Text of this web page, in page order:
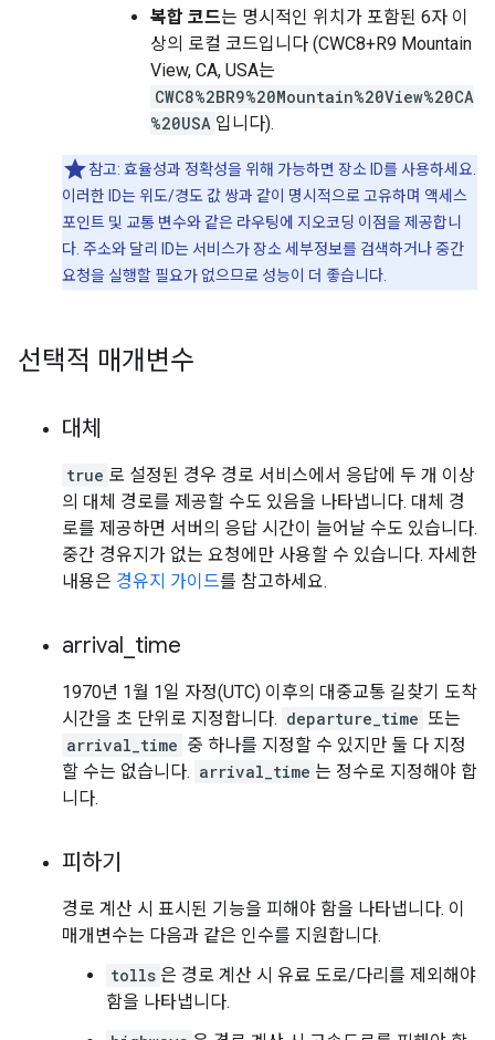
복합 코드는 명시적인 위치가 포함된 6자 이
상의 로컬 코드입니다 (CWC8+R9 Mountain
View, CA, USA는
CWC8%2BR9%20Mountain%20View%20CA
%20USA 입니다).
참고: 효율성과 정확성을 위해 가능하면 장소 ID를 사용하세요.
이러한 ID는 위도/경도 값 쌍과 같이 명시적으로 고유하며 액세스
포인트 및 교통 변수와 같은 라우팅에 지오코딩 이점을 제공합니
다. 주소와 달리 ID는 서비스가 장소 세부정보를 검색하거나 중간
요청을 실행할 필요가 없으므로 성능이 더 좋습니다.
선택적 매개변수
대체
true 로 설정된 경우 경로 서비스에서 응답에 두 개 이상
의 대체 경로를 제공할 수도 있음을 나타냅니다. 대체 경
로를 제공하면 서버의 응답 시간이 늘어날 수도 있습니다.
중간 경유지가 없는 요청에만 사용할 수 있습니다. 자세한
내용은 경유지 가이드를 참고하세요.
arrival time
1970년 1월 1일 자정(UTC) 이후의 대중교통 길찾기 도착
시간을 초 단위로 지정합니다. departure_time 또는
arrival_time 중 하나를 지정할 수 있지만 둘 다 지정
할 수는 없습니다. arrival_time 는 정수로 지정해야 합
니다.
피하기
경로 계산 시 표시된 기능을 피해야 함을 나타냅니다. 이
매개변수는 다음과 같은 인수를 지원합니다.
tolls 은 경로 계산 시 유료 도로/다리를 제외해야
함을 나타냅니다.